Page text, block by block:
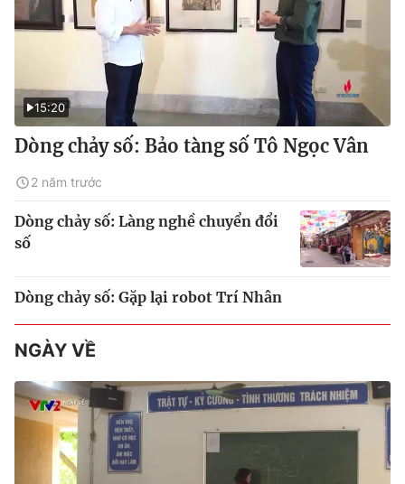
15:20
Dòng chảy số: Bảo tàng số Tô Ngọc Vân
2 năm trước
Dòng chảy số: Làng nghề chuyển đổi
số
Dòng chảy số: Gặp lại robot Trí Nhân
NGÀY VỀ